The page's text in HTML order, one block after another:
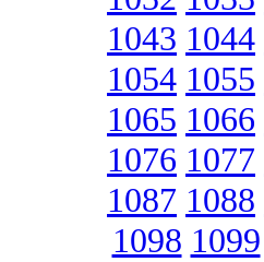
1043 1044
1054 1055
1065 1066
1076 1077
1087 1088
1098 1099